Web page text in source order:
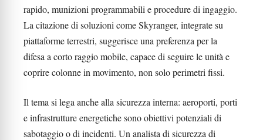
rapido, munizioni programmabili e procedure di ingaggio.
La citazione di soluzioni come Skyranger, integrate su
piattaforme terrestri, suggerisce una preferenza per la
difesa a corto raggio mobile, capace di seguire le unità e
coprire colonne in movimento, non solo perimetri fissi.
Il tema si lega anche alla sicurezza interna: aeroporti, porti
e infrastrutture energetiche sono obiettivi potenziali di
sabotaggio o di incidenti. Un analista di sicurezza di